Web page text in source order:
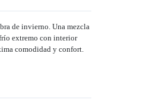
de invierno. Una mezcla
extremo con interior
comodidad y confort.